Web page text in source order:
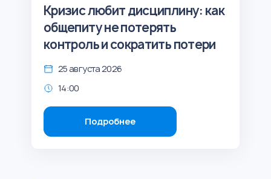
Кризис любит дисциплину: как
общепиту не потерять
контроль и сократить потери
25 августа 2026
14:00
Подробнее